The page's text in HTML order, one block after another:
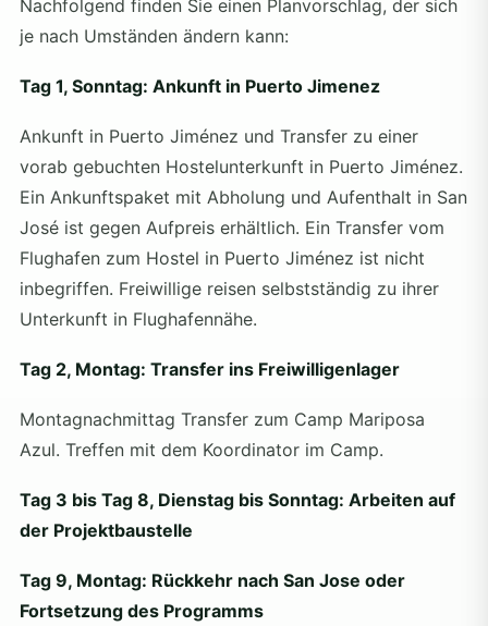
Nachfolgend finden Sie einen Planvorschlag, der sich
je nach Umständen ändern kann:
Tag 1, Sonntag: Ankunft in Puerto Jimenez
Ankunft in Puerto Jiménez und Transfer zu einer
vorab gebuchten Hostelunterkunft in Puerto Jiménez.
Ein Ankunftspaket mit Abholung und Aufenthalt in San
José ist gegen Aufpreis erhältlich. Ein Transfer vom
Flughafen zum Hostel in Puerto Jiménez ist nicht
inbegriffen. Freiwillige reisen selbstständig zu ihrer
Unterkunft in Flughafennähe.
Tag 2, Montag: Transfer ins Freiwilligenlager
Montagnachmittag Transfer zum Camp Mariposa
Azul. Treffen mit dem Koordinator im Camp.
Tag 3 bis Tag 8, Dienstag bis Sonntag: Arbeiten auf
der Projektbaustelle
Tag 9, Montag: Rückkehr nach San Jose oder
Fortsetzung des Programms